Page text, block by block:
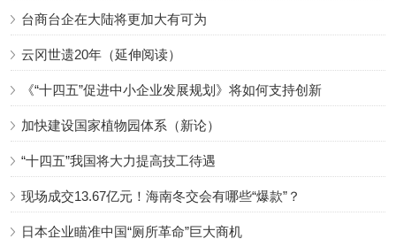
台商台企在大陆将更加大有可为
云冈世遗20年（延伸阅读）
《“十四五”促进中小企业发展规划》将如何支持创新
加快建设国家植物园体系（新论）
“十四五”我国将大力提高技工待遇
现场成交13.67亿元！海南冬交会有哪些“爆款”？
日本企业瞄准中国“厕所革命”巨大商机